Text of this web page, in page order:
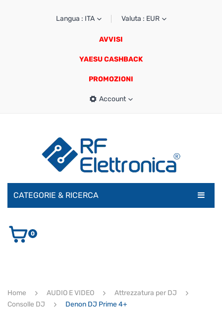
Langua : ITA Valuta : EUR
AVVISI
YAESU CASHBACK
PROMOZIONI
Account
CATEGORIE & RICERCA
AUDIO E VIDEO
ULTIMI ARRIVI
0
Home AUDIO E VIDEO
Attrezzatura per DJ
Consolle DJ
Denon DJ Prime 4+